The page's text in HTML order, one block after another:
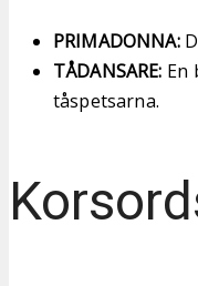
PRIMADONNA:
TÅDANSARE: En
tåspetsarna.